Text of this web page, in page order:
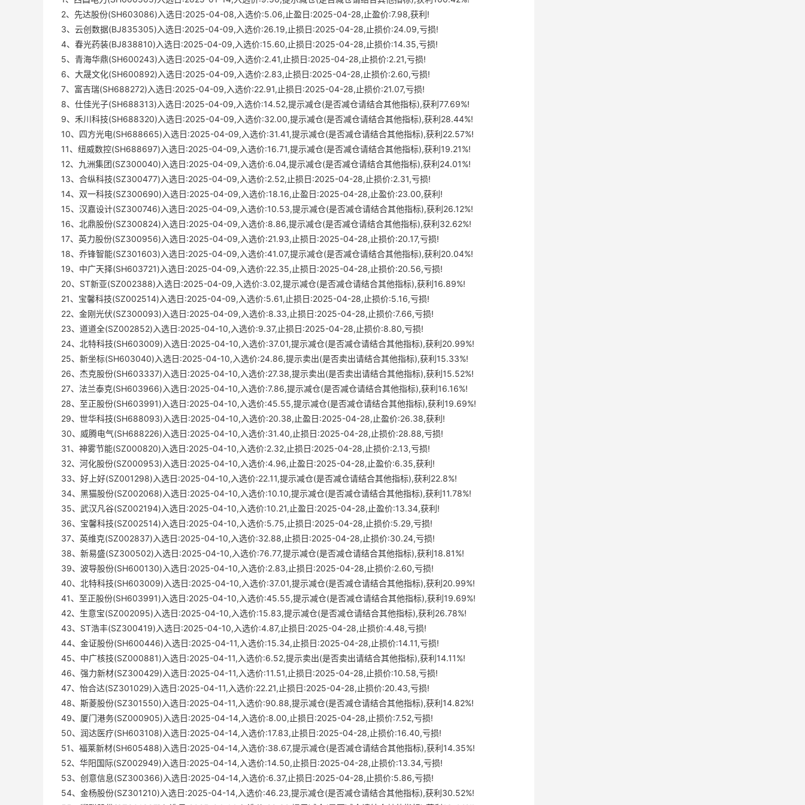
2、先达股份(SH603086)入选日:2025-04-08,入选价:5.06,止盈日:2025-04-28,止盈价:7.98,获利!
3、云创数据(BJ835305)入选日:2025-04-09,入选价:26.19,止损日:2025-04-28,止损价:24.09,亏损!
4、春光药装(BJ838810)入选日:2025-04-09,入选价:15.60,止损日:2025-04-28,止损价:14.35,亏损!
5、青海华鼎(SH600243)入选日:2025-04-09,入选价:2.41,止损日:2025-04-28,止损价:2.21,亏损!
6、大晟文化(SH600892)入选日:2025-04-09,入选价:2.83,止损日:2025-04-28,止损价:2.60,亏损!
7、富吉瑞(SH688272)入选日:2025-04-09,入选价:22.91,止损日:2025-04-28,止损价:21.07,亏损!
8、仕佳光子(SH688313)入选日:2025-04-09,入选价:14.52,提示减仓(是否减仓请结合其他指标),获利77.69%!
9、禾川科技(SH688320)入选日:2025-04-09,入选价:32.00,提示减仓(是否减仓请结合其他指标),获利28.44%!
10、四方光电(SH688665)入选日:2025-04-09,入选价:31.41,提示减仓(是否减仓请结合其他指标),获利22.57%!
11、纽威数控(SH688697)入选日:2025-04-09,入选价:16.71,提示减仓(是否减仓请结合其他指标),获利19.21%!
12、九洲集团(SZ300040)入选日:2025-04-09,入选价:6.04,提示减仓(是否减仓请结合其他指标),获利24.01%!
13、合纵科技(SZ300477)入选日:2025-04-09,入选价:2.52,止损日:2025-04-28,止损价:2.31,亏损!
14、双一科技(SZ300690)入选日:2025-04-09,入选价:18.16,止盈日:2025-04-28,止盈价:23.00,获利!
15、汉嘉设计(SZ300746)入选日:2025-04-09,入选价:10.53,提示减仓(是否减仓请结合其他指标),获利26.12%!
16、北鼎股份(SZ300824)入选日:2025-04-09,入选价:8.86,提示减仓(是否减仓请结合其他指标),获利32.62%!
17、英力股份(SZ300956)入选日:2025-04-09,入选价:21.93,止损日:2025-04-28,止损价:20.17,亏损!
18、乔锋智能(SZ301603)入选日:2025-04-09,入选价:41.07,提示减仓(是否减仓请结合其他指标),获利20.04%!
19、中广天择(SH603721)入选日:2025-04-09,入选价:22.35,止损日:2025-04-28,止损价:20.56,亏损!
20、ST新亚(SZ002388)入选日:2025-04-09,入选价:3.02,提示减仓(是否减仓请结合其他指标),获利16.89%!
21、宝馨科技(SZ002514)入选日:2025-04-09,入选价:5.61,止损日:2025-04-28,止损价:5.16,亏损!
22、金刚光伏(SZ300093)入选日:2025-04-09,入选价:8.33,止损日:2025-04-28,止损价:7.66,亏损!
23、道道全(SZ002852)入选日:2025-04-10,入选价:9.37,止损日:2025-04-28,止损价:8.80,亏损!
24、北特科技(SH603009)入选日:2025-04-10,入选价:37.01,提示减仓(是否减仓请结合其他指标),获利20.99%!
25、新坐标(SH603040)入选日:2025-04-10,入选价:24.86,提示卖出(是否卖出请结合其他指标),获利15.33%!
26、杰克股份(SH603337)入选日:2025-04-10,入选价:27.38,提示卖出(是否卖出请结合其他指标),获利15.52%!
27、法兰泰克(SH603966)入选日:2025-04-10,入选价:7.86,提示减仓(是否减仓请结合其他指标),获利16.16%!
28、至正股份(SH603991)入选日:2025-04-10,入选价:45.55,提示减仓(是否减仓请结合其他指标),获利19.69%!
29、世华科技(SH688093)入选日:2025-04-10,入选价:20.38,止盈日:2025-04-28,止盈价:26.38,获利!
30、威腾电气(SH688226)入选日:2025-04-10,入选价:31.40,止损日:2025-04-28,止损价:28.88,亏损!
31、神雾节能(SZ000820)入选日:2025-04-10,入选价:2.32,止损日:2025-04-28,止损价:2.13,亏损!
32、河化股份(SZ000953)入选日:2025-04-10,入选价:4.96,止盈日:2025-04-28,止盈价:6.35,获利!
33、好上好(SZ001298)入选日:2025-04-10,入选价:22.11,提示减仓(是否减仓请结合其他指标),获利22.8%!
34、黑猫股份(SZ002068)入选日:2025-04-10,入选价:10.10,提示减仓(是否减仓请结合其他指标),获利11.78%!
35、武汉凡谷(SZ002194)入选日:2025-04-10,入选价:10.21,止盈日:2025-04-28,止盈价:13.34,获利!
36、宝馨科技(SZ002514)入选日:2025-04-10,入选价:5.75,止损日:2025-04-28,止损价:5.29,亏损!
37、英维克(SZ002837)入选日:2025-04-10,入选价:32.88,止损日:2025-04-28,止损价:30.24,亏损!
38、新易盛(SZ300502)入选日:2025-04-10,入选价:76.77,提示减仓(是否减仓请结合其他指标),获利18.81%!
39、波导股份(SH600130)入选日:2025-04-10,入选价:2.83,止损日:2025-04-28,止损价:2.60,亏损!
40、北特科技(SH603009)入选日:2025-04-10,入选价:37.01,提示减仓(是否减仓请结合其他指标),获利20.99%!
41、至正股份(SH603991)入选日:2025-04-10,入选价:45.55,提示减仓(是否减仓请结合其他指标),获利19.69%!
42、生意宝(SZ002095)入选日:2025-04-10,入选价:15.83,提示减仓(是否减仓请结合其他指标),获利26.78%!
43、ST浩丰(SZ300419)入选日:2025-04-10,入选价:4.87,止损日:2025-04-28,止损价:4.48,亏损!
44、金证股份(SH600446)入选日:2025-04-11,入选价:15.34,止损日:2025-04-28,止损价:14.11,亏损!
45、中广核技(SZ000881)入选日:2025-04-11,入选价:6.52,提示卖出(是否卖出请结合其他指标),获利14.11%!
46、强力新材(SZ300429)入选日:2025-04-11,入选价:11.51,止损日:2025-04-28,止损价:10.58,亏损!
47、怡合达(SZ301029)入选日:2025-04-11,入选价:22.21,止损日:2025-04-28,止损价:20.43,亏损!
48、斯菱股份(SZ301550)入选日:2025-04-11,入选价:90.88,提示减仓(是否减仓请结合其他指标),获利14.82%!
49、厦门港务(SZ000905)入选日:2025-04-14,入选价:8.00,止损日:2025-04-28,止损价:7.52,亏损!
50、润达医疗(SH603108)入选日:2025-04-14,入选价:17.83,止损日:2025-04-28,止损价:16.40,亏损!
51、福莱新材(SH605488)入选日:2025-04-14,入选价:38.67,提示减仓(是否减仓请结合其他指标),获利14.35%!
52、华阳国际(SZ002949)入选日:2025-04-14,入选价:14.50,止损日:2025-04-28,止损价:13.34,亏损!
53、创意信息(SZ300366)入选日:2025-04-14,入选价:6.37,止损日:2025-04-28,止损价:5.86,亏损!
54、金杨股份(SZ301210)入选日:2025-04-14,入选价:46.23,提示减仓(是否减仓请结合其他指标),获利30.52%!